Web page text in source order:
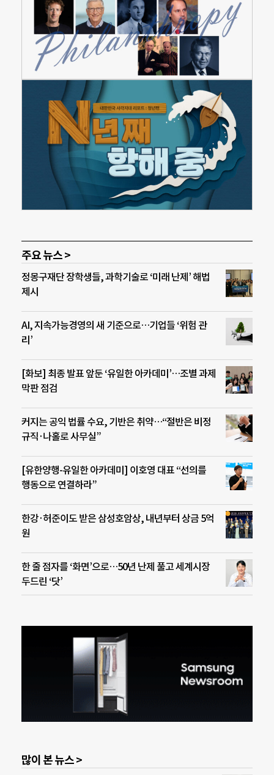
주요 뉴스 >
정몽구재단 장학생들, 과학기술로 ‘미래 난제’ 해법
제시
AI, 지속가능경영의 새 기준으로…기업들 ‘위험 관
리’
[화보] 최종 발표 앞둔 ‘유일한 아카데미’…조별 과제
막판 점검
커지는 공익 법률 수요, 기반은 취약…“절반은 비정
규직·나홀로 사무실”
[유한양행-유일한 아카데미] 이호영 대표 “선의를
행동으로 연결하라”
한강·허준이도 받은 삼성호암상, 내년부터 상금 5억
원
한 줄 점자를 ‘화면’으로…50년 난제 풀고 세계시장
두드린 ‘닷’
많이 본 뉴스 >